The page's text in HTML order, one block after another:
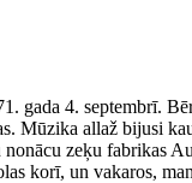
gada 4. septembrī.
Mūzika allaž bijusi
zeķu fabrikas
korī, un vakaros,